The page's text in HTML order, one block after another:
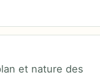
et nature des